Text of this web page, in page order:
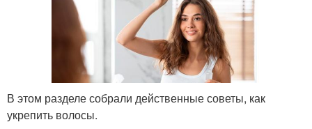
В этом разделе собрали действенные советы, как
укрепить волосы.